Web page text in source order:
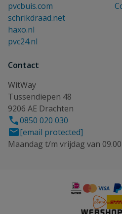
pvcbuis.com
schrikdraad.net
haxo.nl
pvc24.nl
Contact
WitWay
Tussendiepen 48
9206 AE Drachten
0850 020 030
[email protected]
Maandag t/m vrijdag van